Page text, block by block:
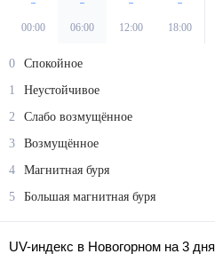
00:00 06:00 12:00 18:00
0
Спокойное
1
Неустойчивое
2
Слабо возмущённое
3
Возмущённое
4
Магнитная буря
5
Большая магнитная буря
UV-индекс в Новогорном на 3 дня